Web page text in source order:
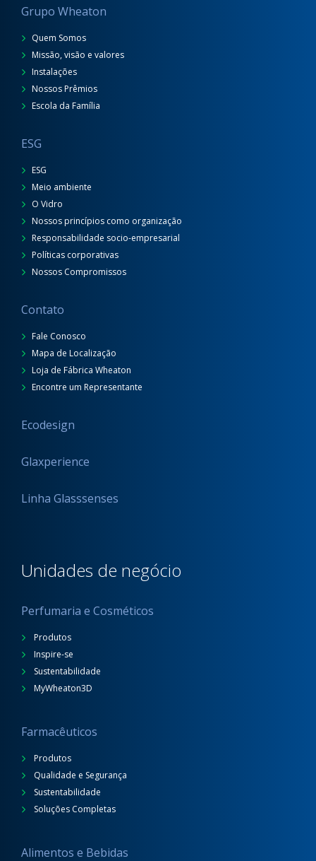
Grupo Wheaton
Quem Somos
Missão, visão e valores
Instalações
Nossos Prêmios
Escola da Família
ESG
ESG
Meio ambiente
O Vidro
Nossos princípios como organização
Responsabilidade socio-empresarial
Políticas corporativas
Nossos Compromissos
Contato
Fale Conosco
Mapa de Localização
Loja de Fábrica Wheaton
Encontre um Representante
Ecodesign
Glaxperience
Linha Glasssenses
Unidades de negócio
Perfumaria e Cosméticos
Produtos
Inspire-se
Sustentabilidade
MyWheaton3D
Farmacêuticos
Produtos
Qualidade e Segurança
Sustentabilidade
Soluções Completas
Alimentos e Bebidas